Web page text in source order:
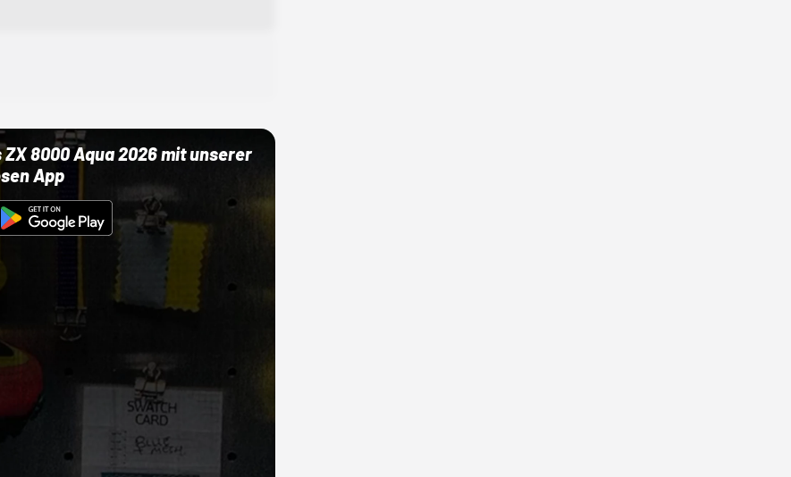
8000 Aqua 2026 mit unserer
App